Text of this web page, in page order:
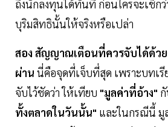
ถึงนักลงทุนได้ทันที ก่อนใครจะเช็กว่
บุริมสิทธินั้นให้จริงหรือเปล่า
สอง สัญญาณเตือนที่ควรจับได้ด้วย
ผ่าน นี่คือจุดที่เจ็บที่สุด เพราะบทเรี
จับไว้ชัดว่า ให้เทียบ "มูลค่าที่อ้าง"
ทั้งตลาดในวันนั้น" และในกรณีนี้ มู